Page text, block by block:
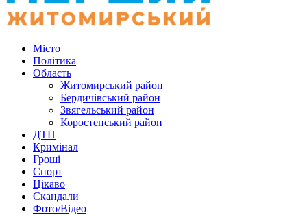
Місто
Політика
Область
Житомирський район
Бердичівський район
Звягельський район
Коростенський район
ДТП
Кримінал
Гроші
Спорт
Цікаво
Скандали
Фото/Відео